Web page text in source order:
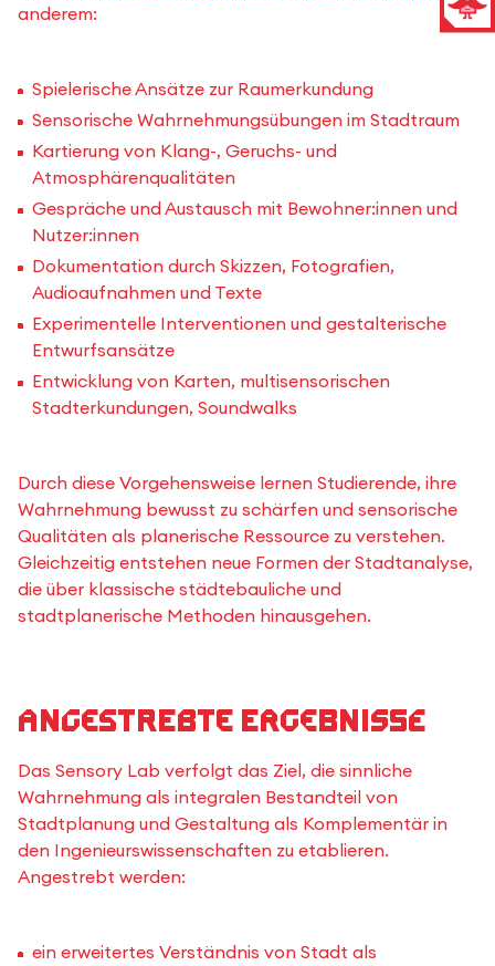
anderem:
Spielerische Ansätze zur Raumerkundung
Sensorische Wahrnehmungsübungen im Stadtraum
Kartierung von Klang-, Geruchs- und
Atmosphärenqualitäten
Gespräche und Austausch mit Bewohner:innen und
Nutzer:innen
Dokumentation durch Skizzen, Fotografien,
Audioaufnahmen und Texte
Experimentelle Interventionen und gestalterische
Entwurfsansätze
Entwicklung von Karten, multisensorischen
Stadterkundungen, Soundwalks
Durch diese Vorgehensweise lernen Studierende, ihre
Wahrnehmung bewusst zu schärfen und sensorische
Qualitäten als planerische Ressource zu verstehen.
Gleichzeitig entstehen neue Formen der Stadtanalyse,
die über klassische städtebauliche und
stadtplanerische Methoden hinausgehen.
Angestrebte Ergebnisse
Das Sensory Lab verfolgt das Ziel, die sinnliche
Wahrnehmung als integralen Bestandteil von
Stadtplanung und Gestaltung als Komplementär in
den Ingenieurswissenschaften zu etablieren.
Angestrebt werden:
ein erweitertes Verständnis von Stadt als